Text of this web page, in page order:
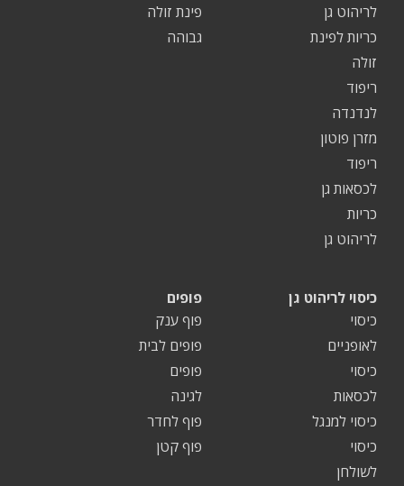
פינת זולה
גבוהה
לריהוט גן
כריות לפינת
זולה
ריפוד
לנדנדה
מזרן פוטון
ריפוד
לכסאות גן
כריות
לריהוט גן
פופים
פוף ענק
פופים לבית
פופים
לגינה
פוף לחדר
פוף קטן
כיסוי לריהוט גן
כיסוי
לאופניים
כיסוי
לכסאות
כיסוי למנגל
כיסוי
לשולחן